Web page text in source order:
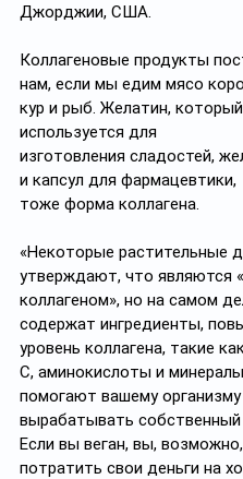
Джорджии, США.
Коллагеновые продукты
нам, если мы едим мясо
кур и рыб. Желатин, который
используется для
изготовления сладостей,
и капсул для фармацевтики,
тоже форма коллагена.
«Некоторые растительные
утверждают, что являются
коллагеном», но на самом
содержат ингредиенты,
уровень коллагена, такие
С, аминокислоты и
помогают вашему организму
вырабатывать собственный
Если вы веган, вы,
потратить свои деньги на